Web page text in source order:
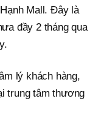
Mall. Đây là
đầy 2 tháng qua
lý khách hàng,
trung tâm thương